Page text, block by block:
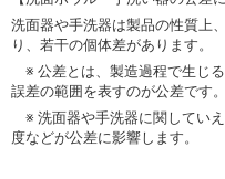
洗面器や手洗器は製品の性質上
り、若干の個体差があります。
※ 公差とは、製造過程で生じ
誤差の範囲を表すのが公差です。
※ 洗面器や手洗器に関してい
度などが公差に影響します。